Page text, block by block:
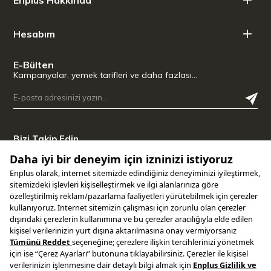
Hesabım
E-Bülten
Kampanyalar, yemek tarifleri ve daha fazlası…
Bizi Takip Edin
Uygulamamızı İndirin